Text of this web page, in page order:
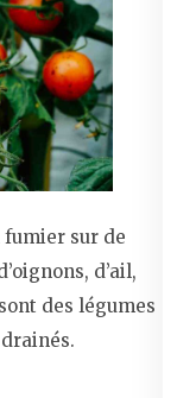
fumier sur de
d’ail,
des légumes